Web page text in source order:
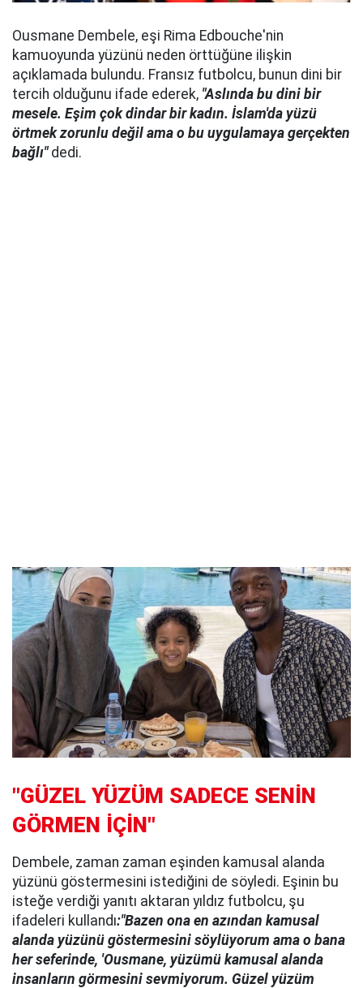
Ousmane Dembele, eşi Rima Edbouche'nin
kamuoyunda yüzünü neden örttüğüne ilişkin
açıklamada bulundu. Fransız futbolcu, bunun dini bir
tercih olduğunu ifade ederek, "Aslında bu dini bir
mesele. Eşim çok dindar bir kadın. İslam'da yüzü
örtmek zorunlu değil ama o bu uygulamaya gerçekten
bağlı"dedi.
"GÜZEL YÜZÜM SADECE SENİN
GÖRMEN İÇİN"
Dembele, zaman zaman eşinden kamusal alanda
yüzünü göstermesini istediğini de söyledi. Eşinin bu
isteğe verdiği yanıtı aktaran yıldız futbolcu, şu
ifadeleri kullandı:"Bazen ona en azından kamusal
alanda yüzünü göstermesini söylüyorum ama o bana
her seferinde, 'Ousmane, yüzümü kamusal alanda
insanların görmesini sevmiyorum. Güzel yüzüm